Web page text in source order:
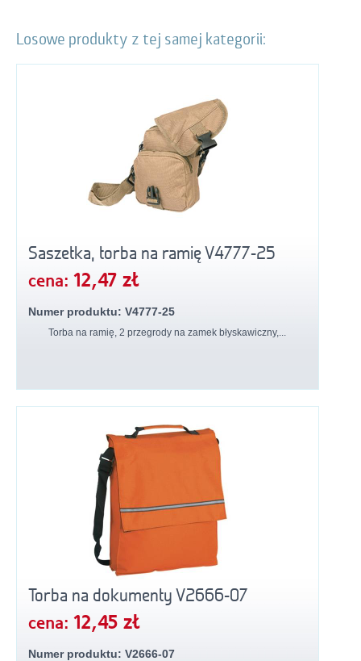
Losowe produkty z tej samej kategorii:
Saszetka, torba na ramię V4777-25
cena: 12,47 zł
Numer produktu: V4777-25
Torba na ramię, 2 przegrody na zamek błyskawiczny,...
Torba na dokumenty V2666-07
cena: 12,45 zł
Numer produktu: V2666-07